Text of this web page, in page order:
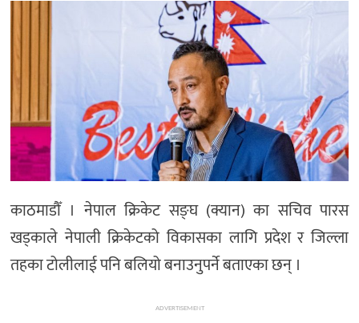
विचार
अन्तर्राष्ट्रिय/
भिडियो
राशिफल
English
काठमाडौँ । नेपाल क्रिकेट सङ्घ (क्यान) का सचिव पारस
खड्काले नेपाली क्रिकेटको विकासका लागि प्रदेश र जिल्ला
तहका टोलीलाई पनि बलियो बनाउनुपर्ने बताएका छन् ।
ADVERTISEMENT